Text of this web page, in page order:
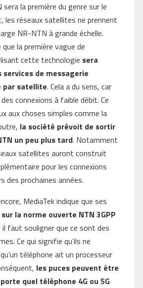
sera la première du genre sur le
les réseaux satellites ne prennent
NR-NTN à grande échelle.
que la première vague de
cette technologie sera
services de messagerie
par satellite. Cela a du sens, car
connexions à faible débit. Ce
aux choses simples comme la
la société prévoit de sortir
un peu plus tard. Notamment
satellites auront construit
pour les connexions
des prochaines années.
MediaTek indique que ses
sur la norme ouverte NTN 3GPP
il faut souligner que ce sont des
Ce qui signifie qu’ils ne
téléphone ait un processeur
les puces peuvent être
quel téléphone 4G ou 5G